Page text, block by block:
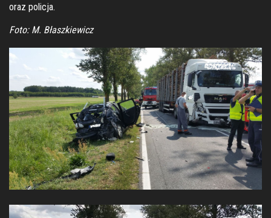
oraz policja.
Foto: M. Błaszkiewicz